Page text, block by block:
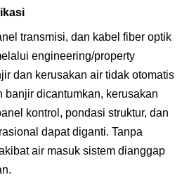
transmisi, dan kabel fiber optik
engineering/property
dan kerusakan air tidak otomatis
banjir dicantumkan, kerusakan
kontrol, pondasi struktur, dan
dapat diganti. Tanpa
air masuk sistem dianggap